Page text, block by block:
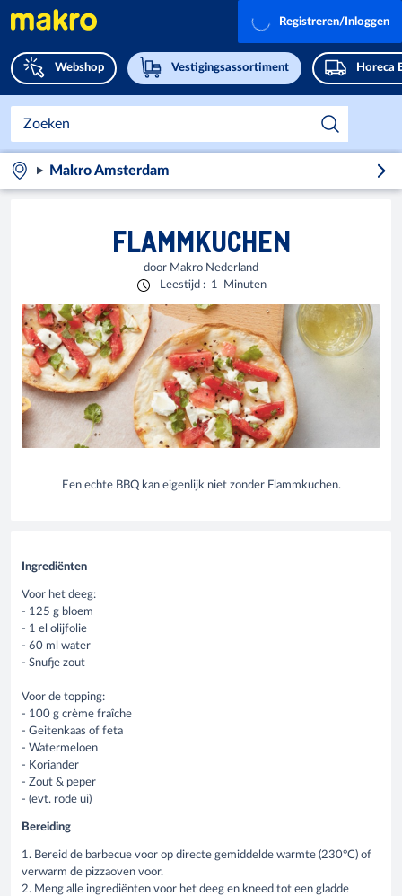
Webshop Vestigingsassortiment Horeca
Registreren/Inloggen
Makro Amsterdam
FLAMMKUCHEN
door Makro Nederland
Leestijd : 1 Minuten
Een echte BBQ kan eigenlijk niet zonder Flammkuchen.
Ingrediënten
Voor het deeg:
- 125 g bloem
- 1 el olijfolie
- 60 ml water
- Snufje zout
Voor de topping:
- 100 g crème fraîche
- Geitenkaas of feta
- Watermeloen
- Koriander
- Zout & peper
- (evt. rode ui)
Bereiding
1. Bereid de barbecue voor op directe gemiddelde warmte (230°C) of
verwarm de pizzaoven voor.
2. Meng alle ingrediënten voor het deeg en kneed tot een gladde